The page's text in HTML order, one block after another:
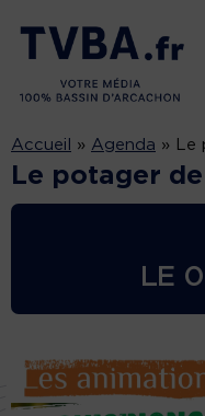
Accueil » Agenda »
Le potager
LE